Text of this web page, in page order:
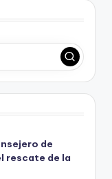
de
rescate de la